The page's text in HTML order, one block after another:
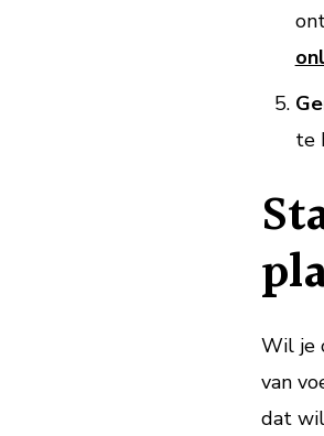
te
Wil je
van
dat